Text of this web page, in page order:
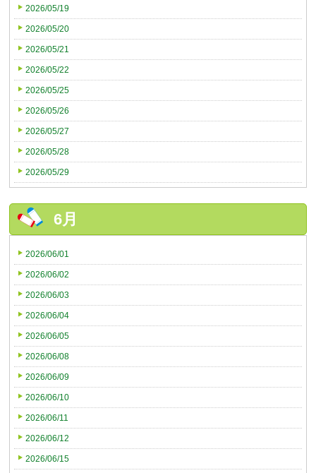
2026/05/19
2026/05/20
2026/05/21
2026/05/22
2026/05/25
2026/05/26
2026/05/27
2026/05/28
2026/05/29
6月
2026/06/01
2026/06/02
2026/06/03
2026/06/04
2026/06/05
2026/06/08
2026/06/09
2026/06/10
2026/06/11
2026/06/12
2026/06/15